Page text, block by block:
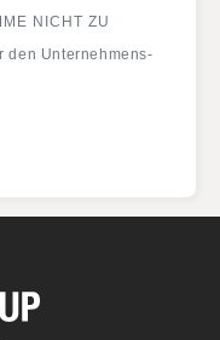
NICHT ZU
den Unternehmens-